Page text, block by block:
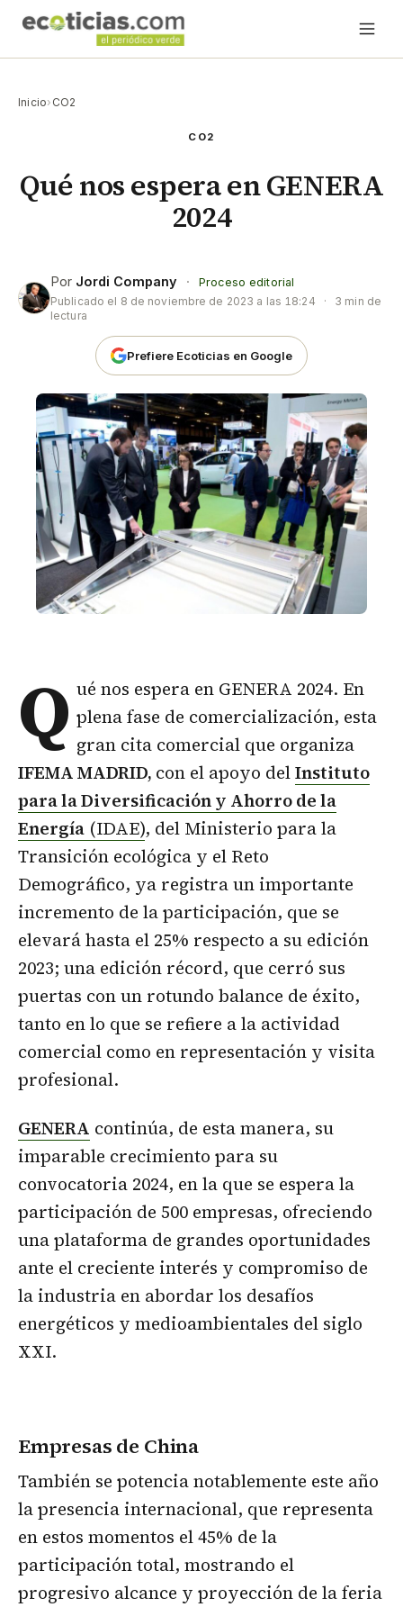
Inicio› CO2
CO2
Qué nos espera en GENERA
2024
Por Jordi Company ·
Proceso editorial
Publicado el 8 de noviembre de 2023 a las 18:24 ·
3 min de
lectura
Prefiere Ecoticias en Google
Q ué nos espera en GENERA 2024. En
plena fase de comercialización, esta
gran cita comercial que organiza
IFEMA MADRID, con el apoyo delInstituto
para la Diversificación y Ahorro de la
Energía (IDAE), del Ministerio para la
Transición ecológica y el Reto
Demográfico, ya registra un importante
incremento de la participación, que se
elevará hasta el 25% respecto a su edición
2023; una edición récord, que cerró sus
puertas con un rotundo balance de éxito,
tanto en lo que se refiere a la actividad
comercial como en representación y visita
profesional.
GENERA continúa, de esta manera, su
imparable crecimiento para su
convocatoria 2024, en la que se espera la
participación de 500 empresas, ofreciendo
una plataforma de grandes oportunidades
ante el creciente interés y compromiso de
la industria en abordar los desafíos
energéticos y medioambientales del siglo
XXI.
Empresas de China
También se potencia notablemente este año
la presencia internacional, que representa
en estos momentos el 45% de la
participación total, mostrando el
progresivo alcance y proyección de la feria